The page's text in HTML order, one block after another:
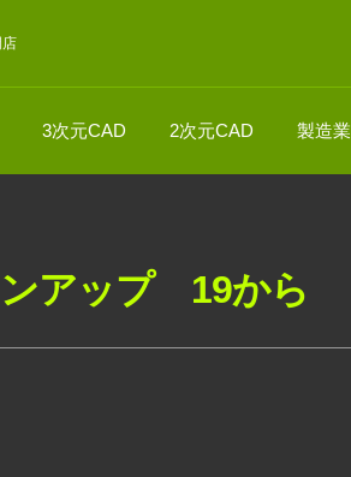
3次元CAD 2次元CAD 製造業
ンアップ 19から